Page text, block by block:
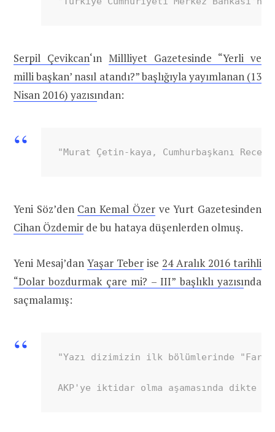
Serpil Çevikcan‘ın Millliyet Gazetesinde “Yerli ve
milli başkan’ nasıl atandı?” başlığıyla yayımlanan (13
Nisan 2016) yazısından:
"Murat Çetin-kaya, Cumhurbaşkanı
Yeni Söz’den Can Kemal Özerve Yurt Gazetesinden
Cihan Özdemir de bu hataya düşenlerden olmuş.
Yeni Mesaj’dan Yaşar Teber ise 24 Aralık 2016 tarihli
“Dolar bozdurmak çare mi? – III” başlıklı yazısında
saçmalamış:
"Yazı dizimizin ilk bölümlerinde
AKP'ye iktidar olma aşamasında